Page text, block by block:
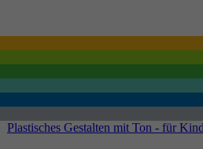
Plastisches Gestalten mit Ton - für